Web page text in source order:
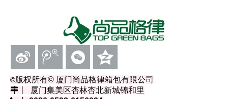
©版权所有© 厦门尚品格律箱包有限公司
丨 厦门集美区杏林杏北新城锦和里